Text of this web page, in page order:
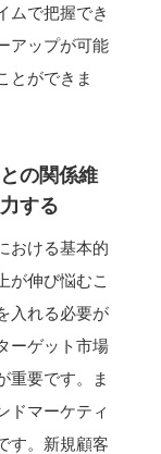
ムで把握でき
アップが可能
とができま
の関係維
する
おける基本的
が伸び悩むこ
入れる必要が
ーゲット市場
重要です。ま
ドマーケティ
す。新規顧客